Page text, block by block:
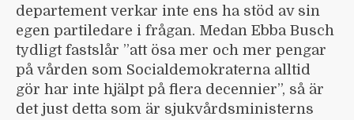
departement verkar inte ens ha stöd av sin
egen partiledare i frågan. Medan Ebba Busch
tydligt fastslår ”att ösa mer och mer pengar
på vården som Social­demokraterna alltid
gör har inte hjälpt på flera decennier”, så är
det just detta som är sjukvårds­ministerns